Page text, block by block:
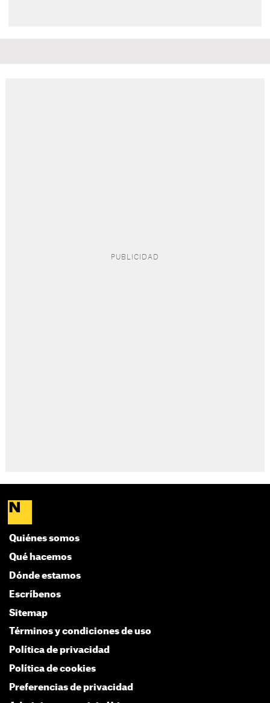
Quiénes somos
Qué hacemos
Dónde estamos
Escríbenos
Sitemap
Términos y condiciones de uso
Política de privacidad
Política de cookies
Preferencias de privacidad